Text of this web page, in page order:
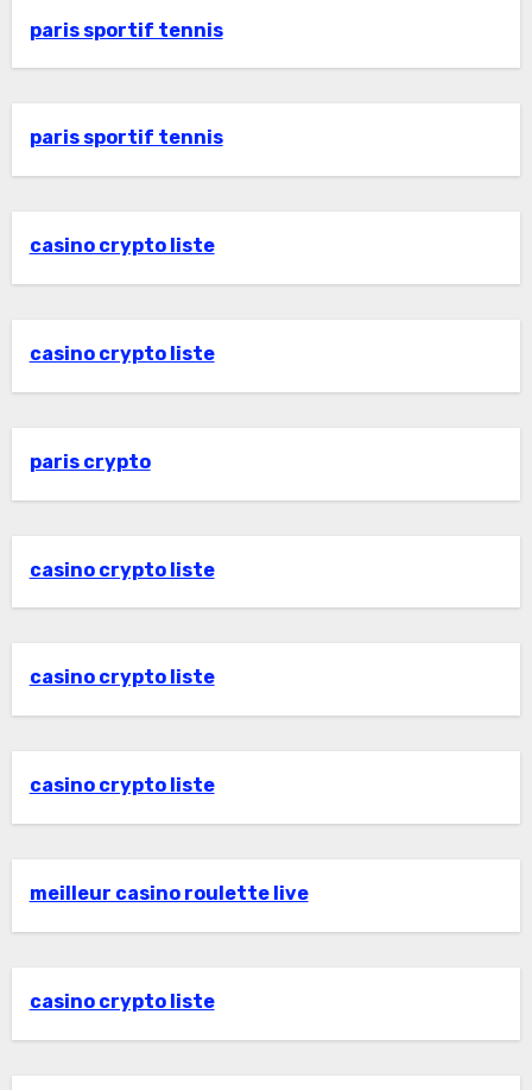
paris sportif tennis
paris sportif tennis
casino crypto liste
casino crypto liste
paris crypto
casino crypto liste
casino crypto liste
casino crypto liste
meilleur casino roulette live
casino crypto liste